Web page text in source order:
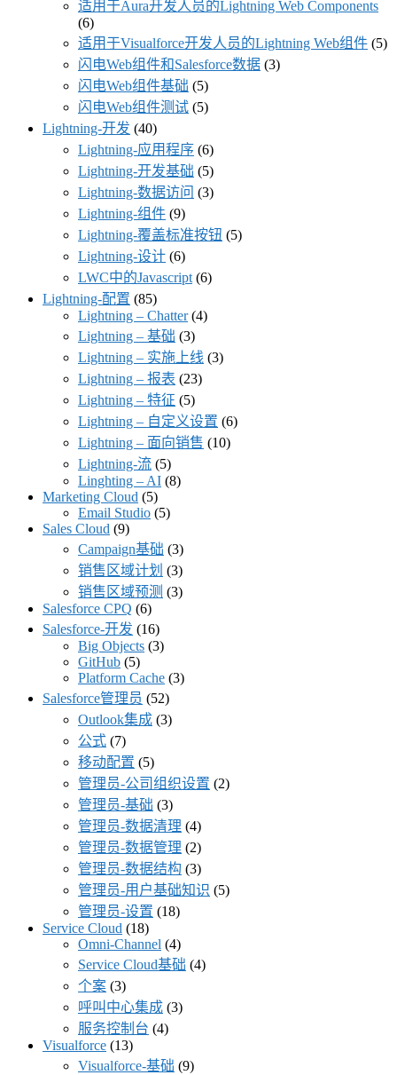
适用于Aura开发人员的Lightning Web Components
(6)
适用于Visualforce开发人员的Lightning Web组件 (5)
闪电Web组件和Salesforce数据 (3)
闪电Web组件基础 (5)
闪电Web组件测试 (5)
Lightning-开发 (40)
Lightning-应用程序 (6)
Lightning-开发基础 (5)
Lightning-数据访问 (3)
Lightning-组件 (9)
Lightning-覆盖标准按钮 (5)
Lightning-设计 (6)
LWC中的Javascript (6)
Lightning-配置 (85)
Lightning – Chatter(4)
Lightning – 基础 (3)
Lightning – 实施上线 (3)
Lightning – 报表 (23)
Lightning – 特征 (5)
Lightning – 自定义设置 (6)
Lightning – 面向销售 (10)
Lightning-流 (5)
Linghting – AI (8)
Marketing Cloud (5)
Email Studio (5)
Sales Cloud (9)
Campaign基础 (3)
销售区域计划 (3)
销售区域预测 (3)
Salesforce CPQ (6)
Salesforce-开发 (16)
Big Objects (3)
GitHub (5)
Platform Cache (3)
Salesforce管理员 (52)
Outlook集成 (3)
公式 (7)
移动配置 (5)
管理员-公司组织设置 (2)
管理员-基础 (3)
管理员-数据清理 (4)
管理员-数据管理 (2)
管理员-数据结构 (3)
管理员-用户基础知识 (5)
管理员-设置 (18)
Service Cloud (18)
Omni-Channel (4)
Service Cloud基础 (4)
个案 (3)
呼叫中心集成 (3)
服务控制台 (4)
Visualforce (13)
Visualforce-基础 (9)